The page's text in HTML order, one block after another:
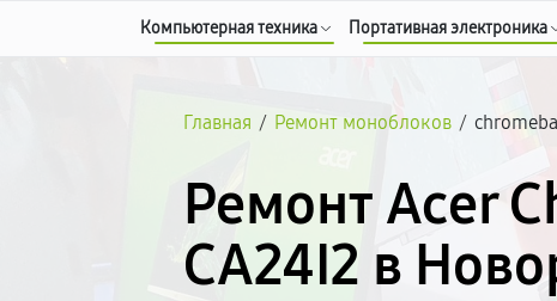
Компьютерная техника Портативная электроника
Главная / Ремонт моноблоков /
Ремонт Acer
CA24I2 в